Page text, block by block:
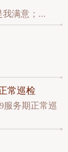
满意；...
常巡检
服务期正常巡